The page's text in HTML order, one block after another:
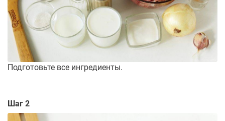
Подготовьте все ингредиенты.
Шаг 2